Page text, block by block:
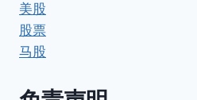
美股
股票
马股